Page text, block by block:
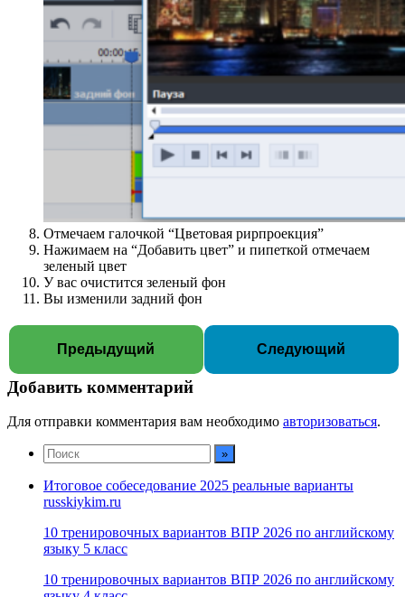
Отмечаем галочкой “Цветовая рирпроекция”
Нажимаем на “Добавить цвет” и пипеткой отмечаем
зеленый цвет
У вас очистится зеленый фон
Вы изменили задний фон
Предыдущий Следующий
Добавить комментарий
Для отправки комментария вам необходимо авторизоваться.
Итоговое собеседование 2025 реальные варианты
russkiykim.ru
10 тренировочных вариантов ВПР 2026 по английскому
языку 5 класс
10 тренировочных вариантов ВПР 2026 по английскому